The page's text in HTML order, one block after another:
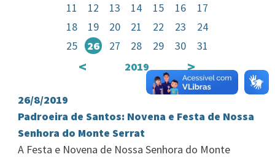
11
12 13 14 15 16
17
18
19 20 21 22 23
24
25
26 27 28 29 30 31
< 2019 >
26/8/2019
Padroeira de Santos: Novena e Festa de Nossa
Senhora do Monte Serrat
A Festa e Novena de Nossa Senhora do Monte